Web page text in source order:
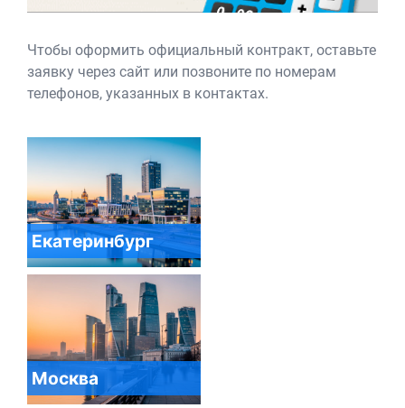
Чтобы оформить официальный контракт, оставьте
заявку через сайт или позвоните по номерам
телефонов, указанных в контактах.
Екатеринбург
Москва